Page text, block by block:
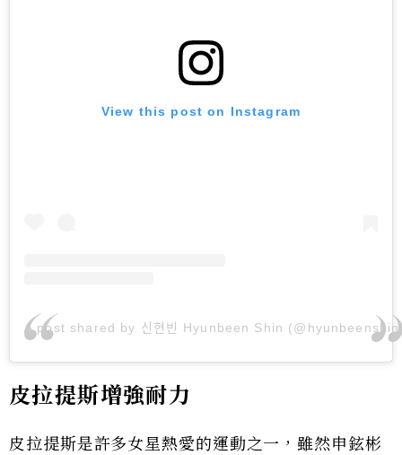
View this post on Instagram
A post shared by 신현빈 Hyunbeen Shin
皮拉提斯增強耐力
皮拉提斯是許多女星熱愛的運動之一，雖然申鉉彬